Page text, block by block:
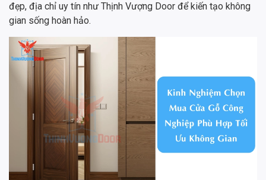
đẹp, địa chỉ uy tín như Thịnh Vượng Door để kiến tạo không
gian sống hoàn hảo.